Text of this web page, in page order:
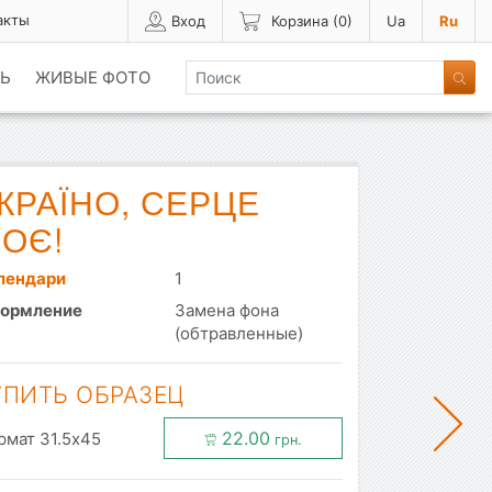
Вход Корзина (0) Ua Ru
ЖИВЫЕ ФОТО
СЕРЦЕ
1
Замена фона
(обтравленные)
ОБРАЗЕЦ
31.5x45 22.00 грн.